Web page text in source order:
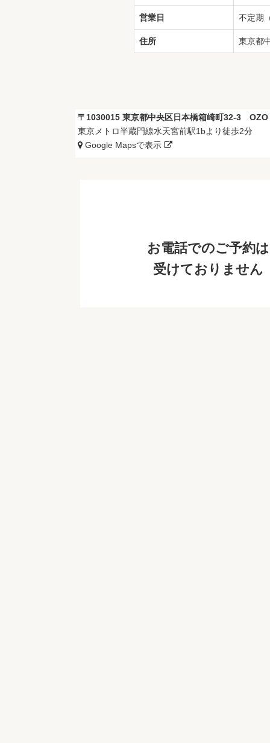
営業日 不定期
住所 東京都
〒1030015 東京都中央区日本橋箱崎町32-3
東京メトロ半蔵門線水天宮前駅1bより徒歩2分
Google Mapsで表示
お電話でのご予約は
受けておりません